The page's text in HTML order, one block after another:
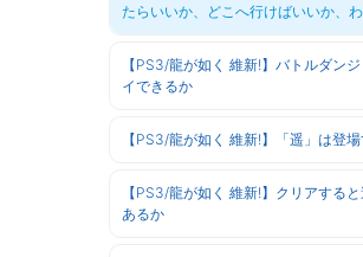
たらいいか、どこへ行けばいいか、
【PS3/龍が如く 維新!】バトルダン
イできるか
【PS3/龍が如く 維新!】「遥」は登
【PS3/龍が如く 維新!】クリアする
あるか